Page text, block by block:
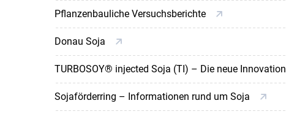
Pflanzenbauliche Versuchsberichte
Donau Soja
TURBOSOY® injected Soja (TI) – Die neue
Sojaförderring – Informationen rund um Soja